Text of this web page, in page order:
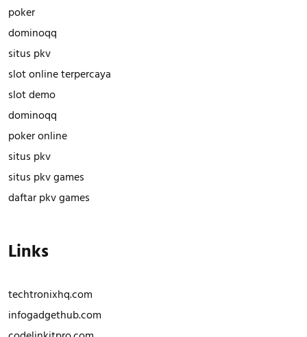
poker
dominoqq
situs pkv
slot online terpercaya
slot demo
dominoqq
poker online
situs pkv
situs pkv games
daftar pkv games
Links
techtronixhq.com
infogadgethub.com